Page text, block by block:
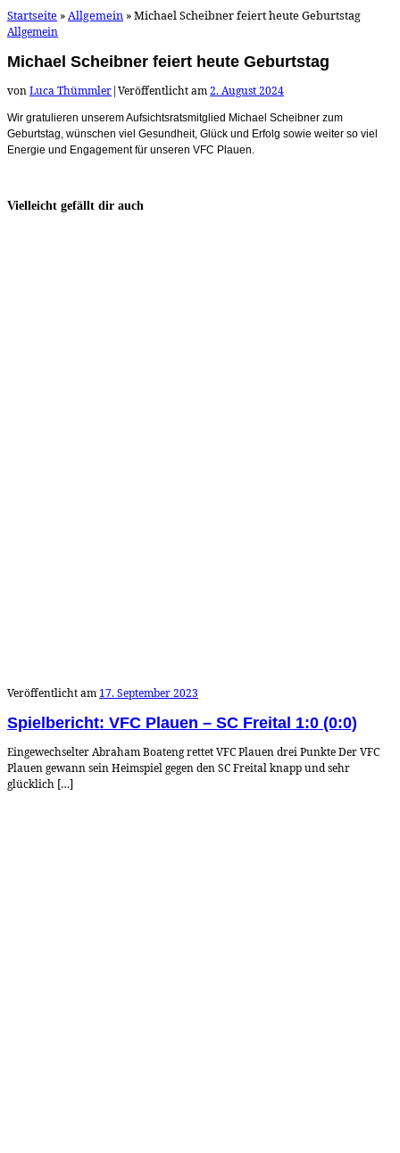
Startseite »Allgemein »Michael Scheibner feiert heute Geburtstag
Allgemein
Michael Scheibner feiert heute Geburtstag
vonLuca Thümmler|Veröffentlicht am2. August 2024
Wir gratulieren unserem Aufsichtsratsmitglied Michael Scheibner zum
Geburtstag, wünschen viel Gesundheit, Glück und Erfolg sowie weiter so viel
Energie und Engagement für unseren VFC Plauen.
Vielleicht gefällt dir auch
Veröffentlicht am 17. September 2023
Spielbericht: VFC Plauen – SC Freital 1:0 (0:0)
Eingewechselter Abraham Boateng rettet VFC Plauen drei Punkte Der VFC
Plauen gewann sein Heimspiel gegen den SC Freital knapp und sehr
glücklich […]